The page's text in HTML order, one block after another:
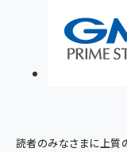
読者のみなさまに上質